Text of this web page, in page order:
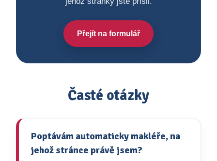
Přejít na formulář
Časté otázky
Poptávám automaticky makléře, na
jehož stránce právě jsem?